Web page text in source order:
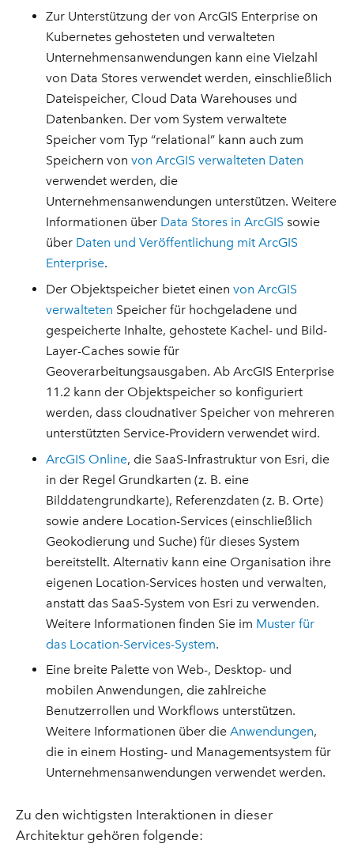
Zur Unterstützung der von ArcGIS Enterprise on
Kubernetes gehosteten und verwalteten
Unternehmensanwendungen kann eine Vielzahl
von Data Stores verwendet werden, einschließlich
Dateispeicher, Cloud Data Warehouses und
Datenbanken. Der vom System verwaltete
Speicher vom Typ “relational” kann auch zum
Speichern vonvon ArcGIS verwalteten Daten
verwendet werden, die
Unternehmensanwendungen unterstützen. Weitere
Informationen über Data Stores in ArcGIS sowie
über Daten und Veröffentlichung mit ArcGIS
Enterprise.
Der Objektspeicher bietet einenvon ArcGIS
verwalteten Speicher für hochgeladene und
gespeicherte Inhalte, gehostete Kachel- und Bild-
Layer-Caches sowie für
Geoverarbeitungsausgaben. Ab ArcGIS Enterprise
11.2 kann der Objektspeicher so konfiguriert
werden, dass cloudnativer Speicher von mehreren
unterstützten Service-Providern verwendet wird.
ArcGIS Online, die SaaS-Infrastruktur von Esri, die
in der Regel Grundkarten (z. B. eine
Bilddatengrundkarte), Referenzdaten (z. B. Orte)
sowie andere Location-Services (einschließlich
Geokodierung und Suche) für dieses System
bereitstellt. Alternativ kann eine Organisation ihre
eigenen Location-Services hosten und verwalten,
anstatt das SaaS-System von Esri zu verwenden.
Weitere Informationen finden Sie im Muster für
das Location-Services-System.
Eine breite Palette von Web-, Desktop- und
mobilen Anwendungen, die zahlreiche
Benutzerrollen und Workflows unterstützen.
Weitere Informationen über dieAnwendungen,
die in einem Hosting- und Managementsystem für
Unternehmensanwendungen verwendet werden.
Zu den wichtigsten Interaktionen in dieser
Architektur gehören folgende: